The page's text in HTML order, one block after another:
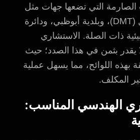
الصارمة التي تضعها جهات مثل
دائرة البلديات والنقل (DMT)، وبلدية أبوظبي، ودائرة
ذات الصلة. الاستشاري
يقدر بثمن في هذا الصدد؛ حيث
بهذه اللوائح، مما يسهل عملية
المكلف.
الهندسي المناسب: